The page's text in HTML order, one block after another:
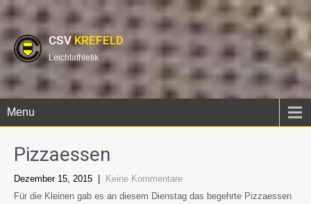
CSVKREFELD
Leichtathletik
Menu
Pizzaessen
Dezember 15, 2015
Keine Kommentare
Für die Kleinen gab es an diesem Dienstag das begehrte Pizzaessen